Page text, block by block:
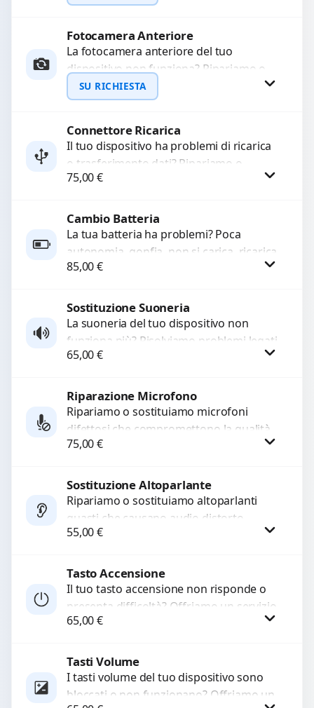
immagini sfocate, messa a fuoco non
Richiedi Preventivo
WhatsApp
Fotocamera Anteriore
La fotocamera anteriore del tuo
dispositivo non funziona? Ripariamo o
sostituiamo fotocamere guaste con
problemi come immagini sfocate, messa
SU RICHIESTA
Richiedi Preventivo
Connettore Ricarica
Il tuo dispositivo ha problemi di ricarica
o trasferimento dati? Ripariamo o
sostituiamo connettori di ricarica guasti,
75,00€
Procedi
Cambio Batteria
La tua batteria ha problemi? Poca
autonomia, gonfia, non si carica, ricarica
lenta o cicli di ricarica esauriti?
85,00€
Procedi
Sostituzione Suoneria
La suoneria del tuo dispositivo non
funziona più? Risolviamo problemi legati
a moduli audio difettosi con interventi
65,00€
Procedi
Riparazione Microfono
Ripariamo o sostituiamo microfoni
difettosi che compromettono la qualità
audio delle registrazioni o delle
di...
75,00€
Procedi
Sostituzione Altoparlante
Ripariamo o sostituiamo altoparlanti
guasti che causano audio distorto,
basso o assente. Utilizziamo ricambi di
55,00€
Procedi
Tasto Accensione
Il tuo tasto accensione non risponde o
presenta difficoltà? Offriamo un servizio
professionale di riparazione o
65,00€
Tasti Volume
I tasti volume del tuo dispositivo sono
bloccati o non funzionano? Offriamo un